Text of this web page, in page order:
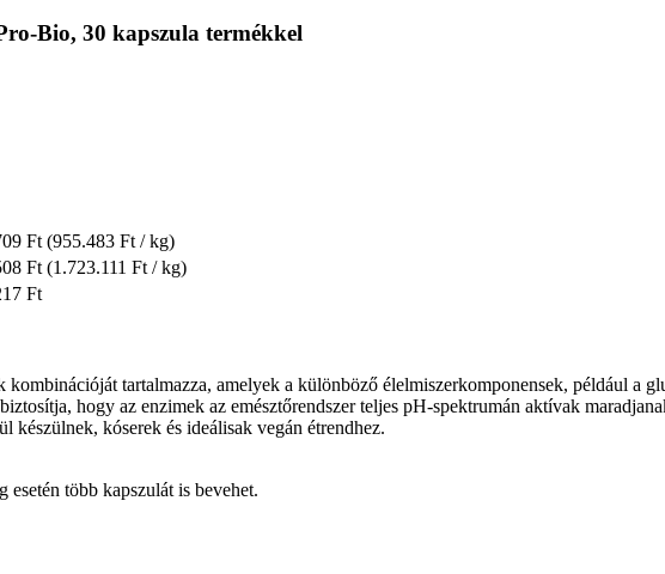
Bio, 30 kapszula termékkel
Ft (955.483 Ft / kg)
Ft (1.723.111 Ft / kg)
Ft
tartalmazza, amelyek a különböző élelmiszerkomponensek, például a
hogy az enzimek az emésztőrendszer teljes pH-spektrumán aktívak
készülnek, kóserek és ideálisak vegán étrendhez.
esetén több kapszulát is bevehet.